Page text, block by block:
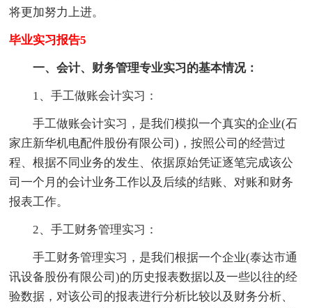
将更加努力上进。
毕业实习报告5
一、会计、财务管理专业实习的基本情况：
1、手工做账会计实习：
手工做账会计实习，是我们模拟一个真实的企业(石
家庄新华机电配件股份有限公司)，按照公司的经营过
程、根据不同业务的发生、依据原始凭证逐笔完成该公
司一个月的会计业务工作以及后续的结账、对账和财务
报表工作。
2、手工财务管理实习：
手工财务管理实习，是我们根据一个企业(泰达市通
讯设备股份有限公司)的历史报表数据以及一些以往的经
验数据，对该公司的报表进行分析比较以及财务分析、